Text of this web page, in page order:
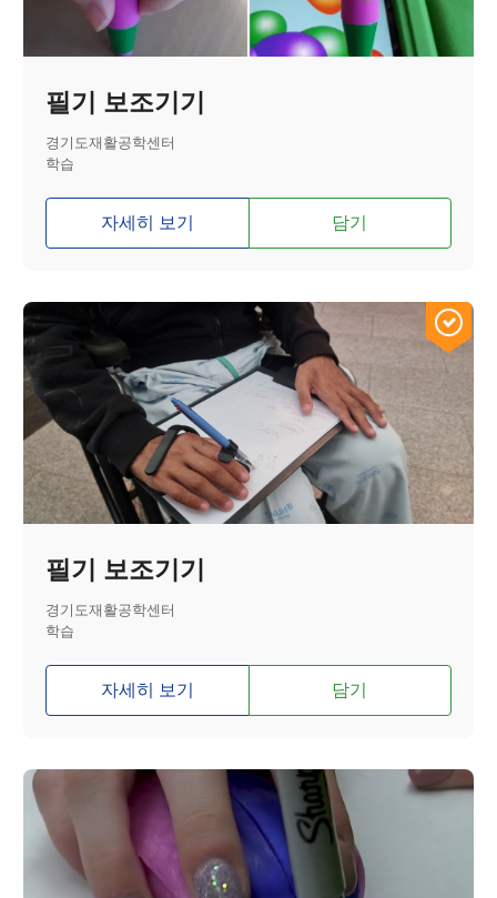
필기 보조기기
경기도재활공학센터
학습
자세히 보기 담기
필기 보조기기
경기도재활공학센터
학습
자세히 보기 담기